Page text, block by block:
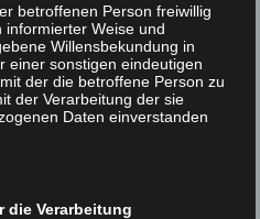
Dilemma („Wie viel
als auch eine
Kern vegetarisch ist:
jetzigen Zeitpunkt schafft
vs. Paradox‘-
betroffenen Person freiwillig
Weise und
Willensbekundung in
einer sonstigen eindeutigen
der die betroffene Person zu
der Verarbeitung der sie
Daten einverstanden
die Verarbeitung